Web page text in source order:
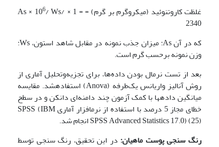
غلظت کاروتنوئید (میکروگرم بر گرم) = = 1 × As × 10
6/ Ws/
2340
که در آن As: میزان جذب نمونه در مقابل شاهد استون، Ws:
وزن نمونه برحسب گرم است.
بعد از تست نرمال بودن داده‌ها، برای تجزیه‌وتحلیل آماری از
روش آنالیز واریانس یک‌طرفه (Anova) استفاده­شد. مقایسه
میانگین داده­ها با کمک آزمون چند دامنه‌ای دانکن و در سطح
خطای مجاز 5 درصد با استفاده از نرم­افزار آماری SPSS (IBM
SPSS Advanced Statistics 17.0) (25) انجام شد.
رنگ سنجی پوست ماهیان: در این تحقیق، رنگ سنجی توسط